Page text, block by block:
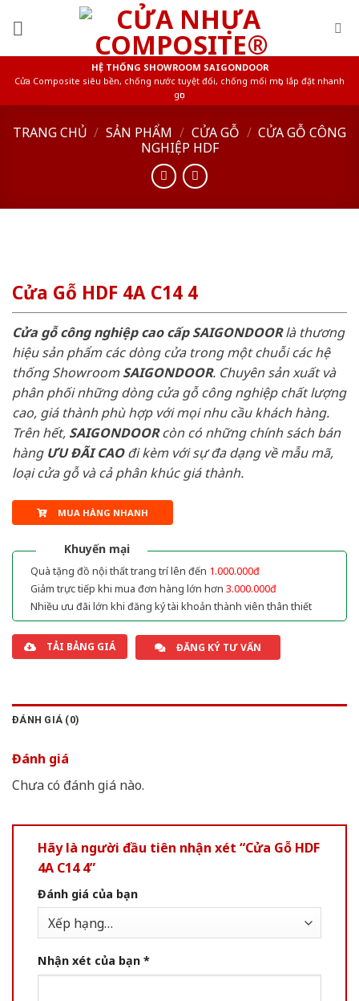
HỆ THỐNG SHOWROOM SAIGONDOOR
Cửa Composite siêu bền, chống nước tuyệt đối, chống mối mọt, lắp đặt nhanh
gọn
TRANG CHỦ / SẢN PHẨM / CỬA GỖ / CỬA GỖ CÔNG
NGHIỆP HDF
Cửa Gỗ HDF 4A C14 4
Cửa gỗ công nghiệp cao cấp SAIGONDOORlà thương
hiệu sản phẩm các dòng cửa trong một chuỗi các hệ
thống ShowroomSAIGONDOOR. Chuyên sản xuất và
phân phối những dòng cửa gỗ công nghiệp chất lượng
cao, giá thành phù hợp với mọi nhu cầu khách hàng.
Trên hết, SAIGONDOORcòn có những chính sách bán
hàng ƯU ĐÃI CAOđi kèm với sự đa dạng về mẫu mã,
loại cửa gỗ và cả phân khúc giá thành.
MUA HÀNG NHANH
Khuyến mại
Quà tặng đồ nội thất trang trí lên đến 1.000.000đ
Giảm trực tiếp khi mua đơn hàng lớn hơn 3.000.000đ
Nhiều ưu đãi lớn khi đăng ký tài khoản thành viên thân thiết
TẢI BẢNG GIÁ ĐĂNG KÝ TƯ VẤN
ĐÁNH GIÁ (0)
Đánh giá
Chưa có đánh giá nào.
Hãy là người đầu tiên nhận xét “Cửa Gỗ HDF
4A C14 4”
Đánh giá của bạn
Nhận xét của bạn *